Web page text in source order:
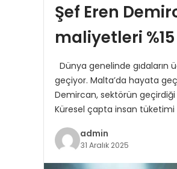
Şef Eren
maliyetleri
Dünya genelinde
geçiyor. Malta’da hayata
Demircan, sektörün
Küresel çapta insan tüketimi
admin
31 Aralık 2025